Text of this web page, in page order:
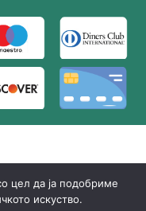
цел да ја подобриме
искуство.